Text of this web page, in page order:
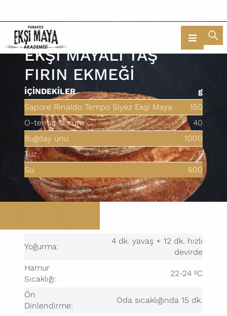
EKŞİ MAYALI TAŞ
FIRIN EKMEĞİ
İÇINDEKILER
g
Sapore Rinaldo Tempo Siyez Ekşi Maya
150
O-tentic Durum
40
Buğday unu
1000
Tuz
5
Su
600
Yoğurma:
4 dk. yavaş + 12 dk. hızlı
devirde
Hamur
Sıcaklığı:
22-24 ºC
Ön
Dinlendirme:
Oda sıcaklığında 15 dk.